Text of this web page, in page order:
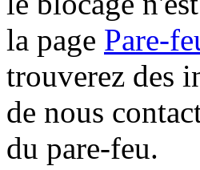
la page Pare-
trouverez des
de nous
du pare-feu.